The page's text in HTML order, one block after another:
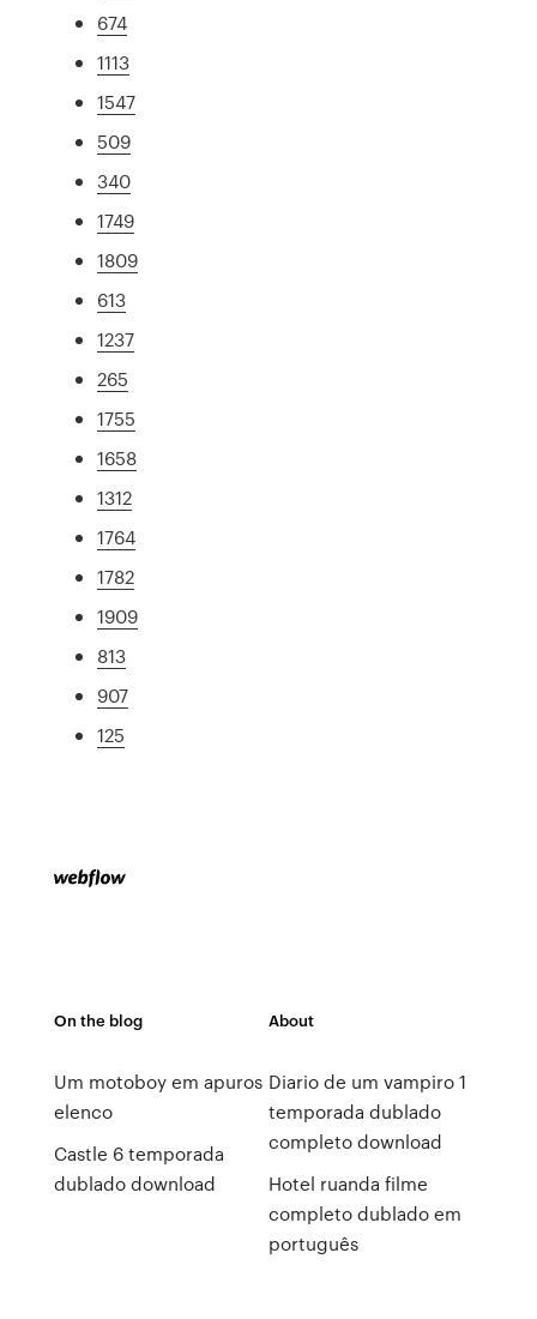
674
1113
1547
509
340
1749
1809
613
1237
265
1755
1658
1312
1764
1782
1909
813
907
125
On the blog
Um motoboy em apuros
elenco
Castle 6 temporada
dublado download
About
Diario de um vampiro 1
temporada dublado
completo download
Hotel ruanda filme
completo dublado em
português